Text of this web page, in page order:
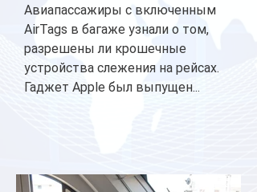
Авиапассажиры с включенным
AirTags в багаже узнали о том,
разрешены ли крошечные
устройства слежения на рейсах.
Гаджет Apple был выпущен...